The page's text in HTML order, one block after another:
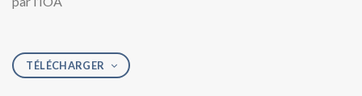
TÉLÉCHARGER